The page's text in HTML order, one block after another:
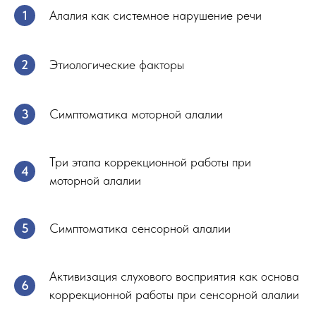
Алалия как системное нарушение речи
Этиологические факторы
Симптоматика моторной алалии
Три этапа коррекционной работы при
моторной алалии
Симптоматика сенсорной алалии
Активизация слухового восприятия как основа
коррекционной работы при сенсорной алалии